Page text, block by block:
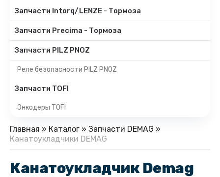
Запчасти Intorq/LENZE - Тормоза
Запчасти Precima - Тормоза
Запчасти PILZ PNOZ
Реле безопасности PILZ PNOZ
Запчасти TOFI
Энкодеры TOFI
Главная » Каталог » Запчасти DEMAG »
Канатоукладчики DEMAG
Канатоукладчик Demag